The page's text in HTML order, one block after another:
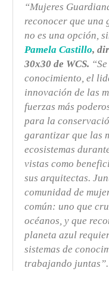
“Mujeres
reconocer que una
no es una opción,
Pamela Castillo,
30x30 de WCS.
conocimiento, el
innovación de las
fuerzas más
para la
garantizar que las
ecosistemas
vistas como
sus arquitectas.
comunidad de
común: uno que
océanos, y que
planeta azul
sistemas de
trabajando juntas”.